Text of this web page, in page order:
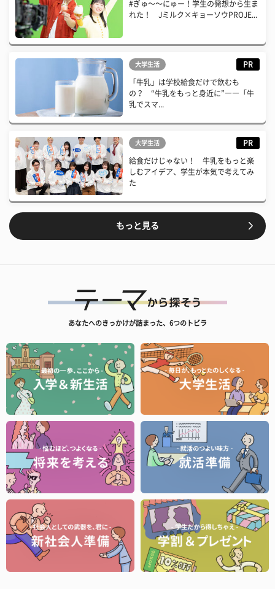
#ぎゅ〜〜にゅー！学生の発想から生ま
れた！ Jミルク×キョーソウPROJE...
大学生活 PR
「牛乳」は学校給食だけで飲むも
の？ “牛乳をもっと身近に”――「牛
乳でスマ...
大学生活 PR
給食だけじゃない！ 牛乳をもっと楽
しむアイデア、学生が本気で考えてみ
た
もっと見る
あなたへのきっかけが詰まった、6つのトビラ